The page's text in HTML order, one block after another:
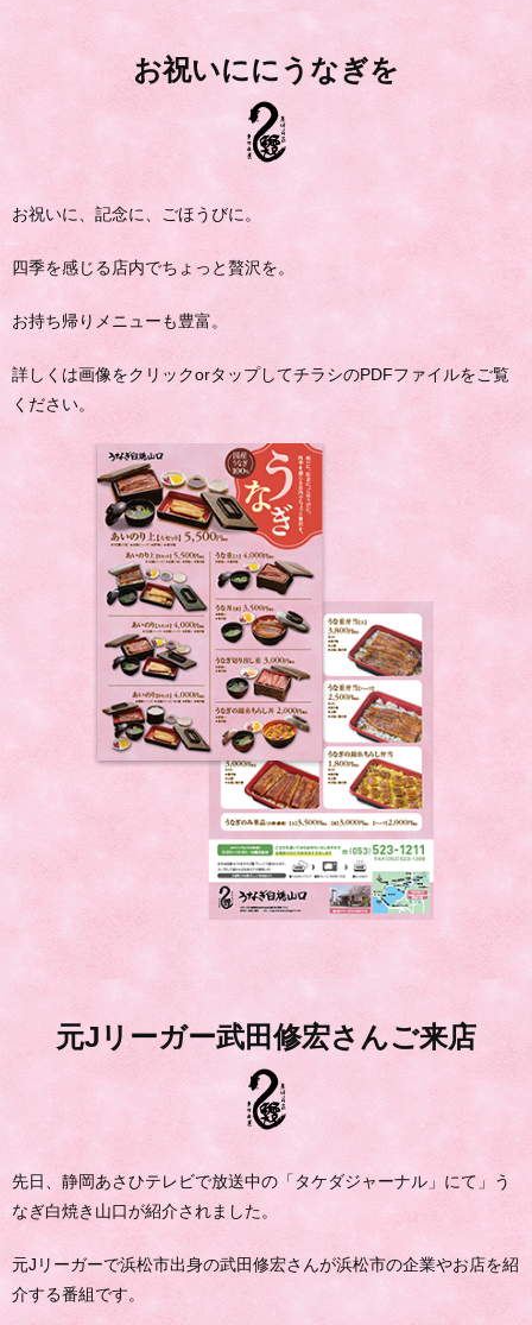
お祝いににうなぎを
お祝いに、記念に、ごほうびに。
四季を感じる店内でちょっと贅沢を。
お持ち帰りメニューも豊富。
詳しくは画像をクリックorタップしてチラシのPDFファイルをご覧
ください。
元Jリーガー武田修宏さんご来店
先日、静岡あさひテレビで放送中の「タケダジャーナル」にて」う
なぎ白焼き山口が紹介されました。
元Jリーガーで浜松市出身の武田修宏さんが浜松市の企業やお店を紹
介する番組です。